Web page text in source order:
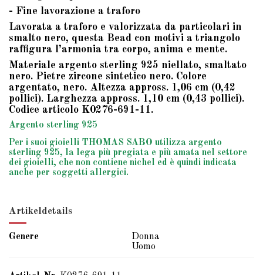
- Fine lavorazione a traforo
Lavorata a traforo e valorizzata da particolari in
smalto nero, questa Bead con motivi a triangolo
raffigura l’armonia tra corpo, anima e mente.
Materiale argento sterling 925 niellato, smaltato
nero. Pietre zircone sintetico nero. Colore
argentato, nero. Altezza appross. 1,06 cm (0,42
pollici). Larghezza appross. 1,10 cm (0,43 pollici).
Codice articolo K0276-691-11.
Argento sterling 925
Per i suoi gioielli THOMAS SABO utilizza argento
sterling 925, la lega più pregiata e più amata nel settore
dei gioielli, che non contiene nichel ed è quindi indicata
anche per soggetti allergici.
Artikeldetails
Genere
Donna
Uomo